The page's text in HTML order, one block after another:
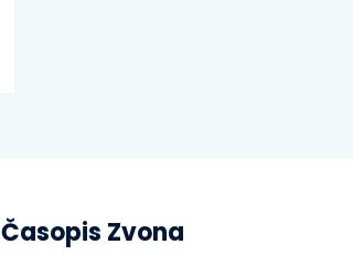
Časopis Zvona